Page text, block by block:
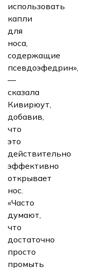
использовать
капли
для
носа,
содержащие
псевдоэфедрин»,
—
сказала
Кивирюут,
добавив,
что
это
действительно
эффективно
открывает
нос.
«Часто
думают,
что
достаточно
просто
промыть